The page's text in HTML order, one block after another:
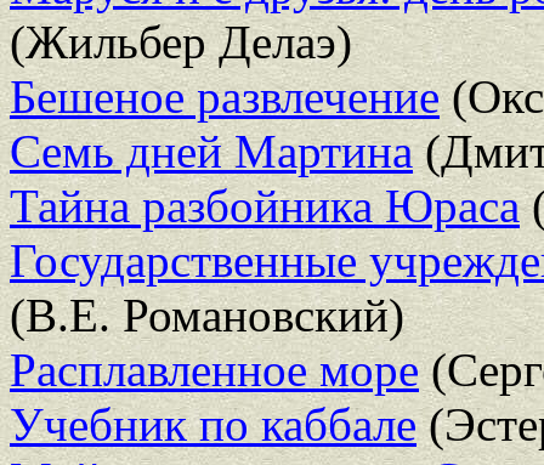
(Жильбер Делаэ)
Бешеное развлечение
Семь дней Мартина
Тайна разбойника Юраса
Государственные
(В.Е. Романовский)
Расплавленное море
Учебник по каббале